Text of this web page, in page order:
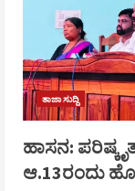
ತಾಜಾ ಸುದ್ದಿ
ಹಾಸನ:
ಆ.13ರಂದು